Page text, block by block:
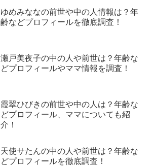
ゆめみななの前世や中の人情報は？年
齢などプロフィールを徹底調査！
瀬戸美夜子の中の人や前世は？年齢な
どプロフィールやママ情報を調査！
霞翠ひびきの前世や中の人は？年齢な
どプロフィール、ママについても紹
介！
天使サたんの中の人や前世は？年齢な
どプロフィールを徹底調査！